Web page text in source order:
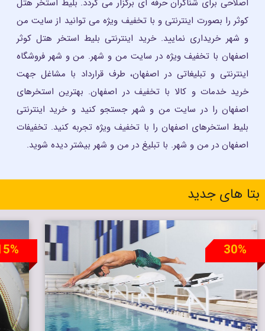
اصلاحی برای شناگران حرفه ای برگزار می گردد. بلیط استخر هتل
کوثر را بصورت اینترنتی و با تخفیف ویژه می توانید از سایت من
و شهر خریداری نمایید. خرید اینترنتی بلیط استخر هتل کوثر
اصفهان با تخفیف ویژه در سایت من و شهر. من و شهر فروشگاه
اینترنتی و تبلیغاتی در اصفهان، طرف قرارداد با مشاغل جهت
خرید خدمات و کالا با تخفیف در اصفهان. بهترین استخرهای
اصفهان را در سایت من و شهر جستجو کنید و خرید اینترنتی
بلیط استخرهای اصفهان را با تخفیف ویژه تجربه کنید. تخفیفات
اصفهان در من و شهر. با تبلیغ در من و شهر بیشتر دیده شوید.
بتا های جدید
30%